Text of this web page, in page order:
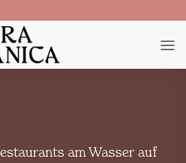
am Wasser auf